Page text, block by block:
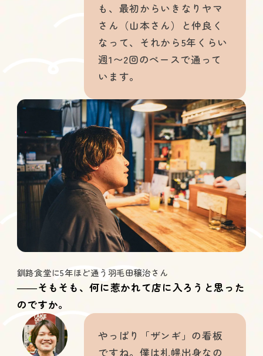
も、最初からいきなりヤマ
さん（山本さん）と仲良く
なって、それから5年くらい
週1〜2回のペースで通って
います。
釧路食堂に5年ほど通う羽毛田穣治さん
――そもそも、何に惹かれて店に入ろうと思った
のですか。
やっぱり「ザンギ」の看板
ですね。僕は札幌出身なの